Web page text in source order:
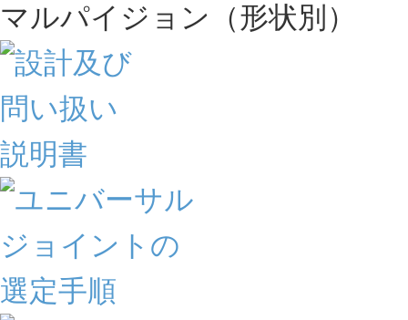
マルパイジョン（形状別）